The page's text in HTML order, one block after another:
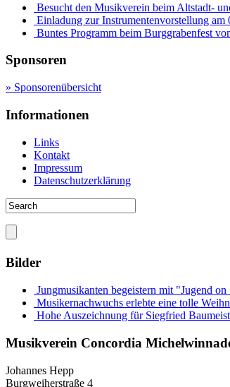
Besucht den Musikverein beim Altstadt-
Einladung zur Instrumentenvorstellung am
Buntes Programm beim Burggrabenfest
Sponsoren
» Sponsorenübersicht
Informationen
Links
Kontakt
Impressum
Datenschutzerklärung
Bilder
Jungmusikanten begeistern mit "Jugend
Musikernachwuchs erlebte eine tolle
Hohe Auszeichnung für Siegfried
Musikverein Concordia
Johannes Hepp
Burgweiherstraße 4